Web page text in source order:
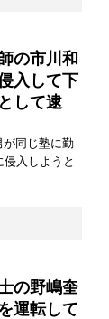
の市川和
入して下
して逮
が同じ塾に勤
入しようと
の野嶋奎
運転して